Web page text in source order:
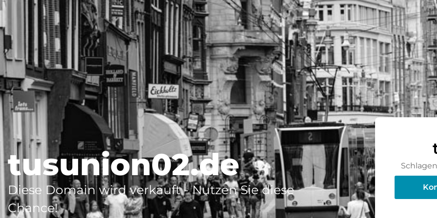
tusunion02.de
Diese Domain wird verkauft - Nutzen Sie diese
Chance!